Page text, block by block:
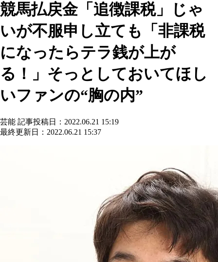
競馬払戻金「追徴課税」じゃ
いが不服申し立ても「非課税
になったらテラ銭が上が
る！」そっとしておいてほし
いファンの“胸の内”
芸能 記事投稿日：2022.06.21 15:19
最終更新日：2022.06.21 15:37